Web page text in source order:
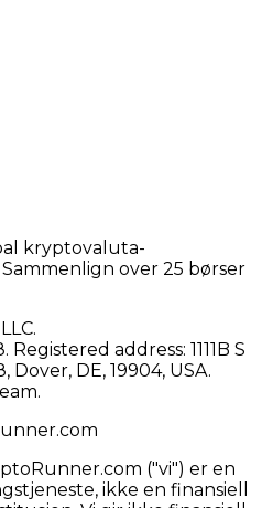
kryptovaluta-
over 25 børser
address: 1111B S
Dover, DE, 19904, USA.
("vi") er en
ikke en finansiell